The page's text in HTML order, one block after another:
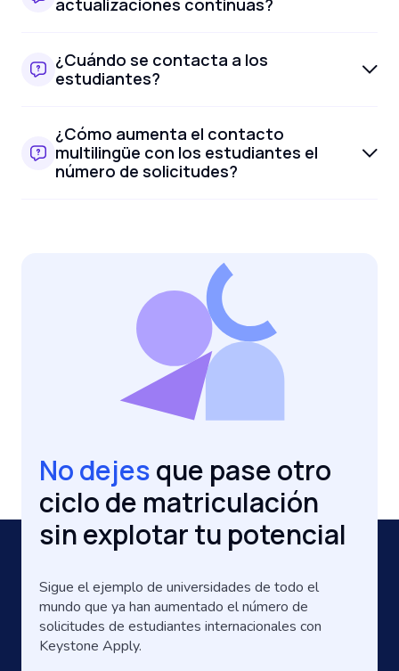
actualizaciones continuas?
¿Cuándo se contacta a los
estudiantes?
¿Cómo aumenta el contacto
multilingüe con los estudiantes el
número de solicitudes?
No dejesque pase otro
ciclo de matriculación
sin explotar tu potencial
Sigue el ejemplo de universidades de todo el
mundo que ya han aumentado el número de
solicitudes de estudiantes internacionales con
Keystone Apply.